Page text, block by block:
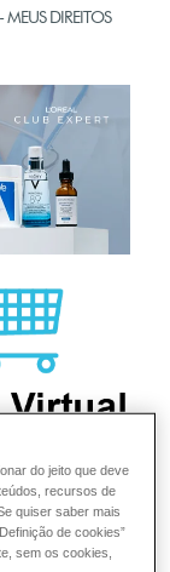
MEUS DIREITOS
do jeito que deve
recursos de
quiser saber mais
de cookies”
sem os cookies,